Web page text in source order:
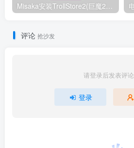
Misaka安装TrollStore2(巨魔2)教程-支持iOS15.0-16.6.1
评论 抢沙发
请登录后发表评论
登录